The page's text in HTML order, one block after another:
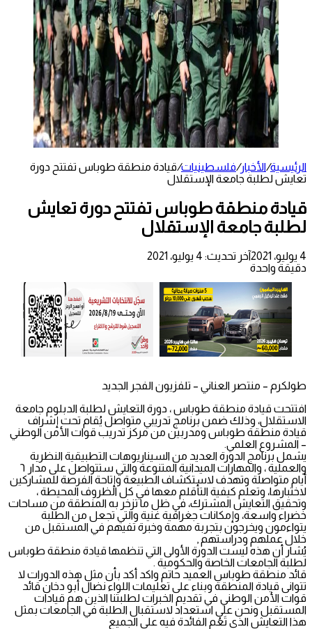
الرئيسية/الأخبار/فلسطينيات/قيادة منطقة طوباس تفتتح دورة
تعايش لطلبة جامعة الإستقلال
قيادة منطقة طوباس تفتتح دورة تعايش
لطلبة جامعة الإستقلال
4 يوليو، 2021
آخر تحديث: 4 يوليو، 2021
دقيقة واحدة
طولكرم – منتصر العناني – تلفزيون الفجر الجديد
افتتحت قيادة منطقة طوباس ، دورة التعايش لطلبة الدبلوم جامعة
الاستقلال، وذلك ضمن برنامج تدريبي متواصل يُقام تحت إشراف
قيادة منطقة طوباس ومدربين من مركز تدريب قوات الأمن الوطني
– المشروع العلمي.
يشمل برنامج الدورة العديد من السيناريوهات التطبيقية النظرية
والعملية ، والمهارات الميدانية المتنوعة والتي ستتواصل على مدار ٦
أيام متواصلة وتهدف لاستكشاف الطبيعة وإتاحة الفرصة للمشاركين
لاختبارها، وتعلم كيفية التأقلم معها في كل الظروف المحيطة ،
وتحقيق التعايش المشترك، في ظل ما تزخر به المنطقة من مساحات
خضراء واسعة، وإمكانات جغرافية غنية والتي تجعل من الطلبة
يتواءمون ويخرجون بتجربة مهمة وخبرة تفيهم في المستقبل من
خلال عملهم ودراستهم ,
يُشار أن هذه ليست الدورة الأولى التي تنظمها قيادة منطقة طوباس
لطلبة الجامعات الخاصة والحكومية .
قائد منطقة طوباس العميد حاتم واكد أكد بأن مثل هذه الدورات لا
تتوانى قيادة المنطقة وبناء على تعليمات اللواء نضال أبو دخان قائد
قوات الأمن الوطني في تقديم الخبرات لطلبتنا الذين هم قيادات
المستقبل ونحن على استعداد لاستقبال الطلبة في الجامعات بمثل
هذا التعايش الذي تَعُم الفائدة فيه على الجميع